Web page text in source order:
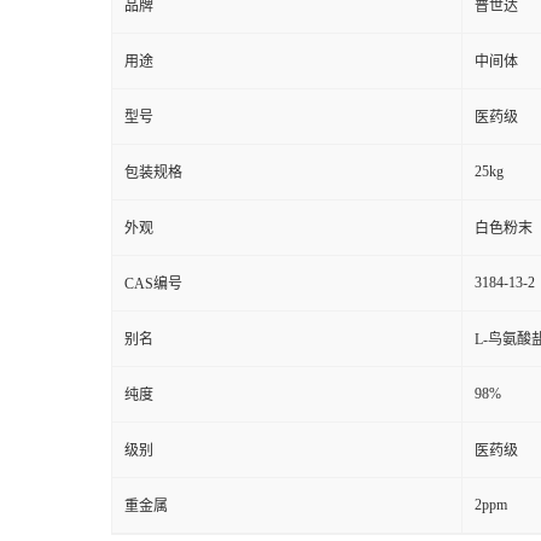
品牌 普世达
用途 中间体
型号 医药级
包装规格 25kg
外观 白色粉末
CAS编号 3184-13-2
别名 L-鸟氨酸
纯度 98%
级别 医药级
重金属 2ppm